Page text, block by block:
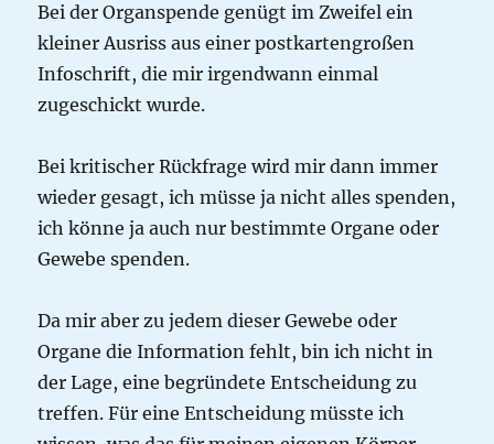
Bei der Organspende genügt im Zweifel ein
kleiner Ausriss aus einer postkartengroßen
Infoschrift, die mir irgendwann einmal
zugeschickt wurde.
Bei kritischer Rückfrage wird mir dann immer
wieder gesagt, ich müsse ja nicht alles spenden,
ich könne ja auch nur bestimmte Organe oder
Gewebe spenden.
Da mir aber zu jedem dieser Gewebe oder
Organe die Information fehlt, bin ich nicht in
der Lage, eine begründete Entscheidung zu
treffen. Für eine Entscheidung müsste ich